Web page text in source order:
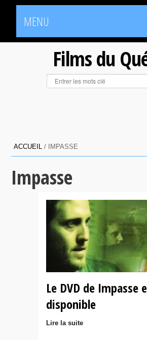
MENU
Films du
ACCUEIL / IMPASSE
Impasse
Le DVD de Impasse
disponible
Lire la suite